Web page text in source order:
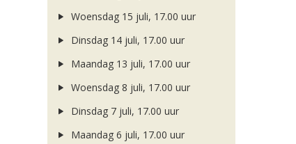
Woensdag 15 juli, 17.00 uur
Dinsdag 14 juli, 17.00 uur
Maandag 13 juli, 17.00 uur
Woensdag 8 juli, 17.00 uur
Dinsdag 7 juli, 17.00 uur
Maandag 6 juli, 17.00 uur